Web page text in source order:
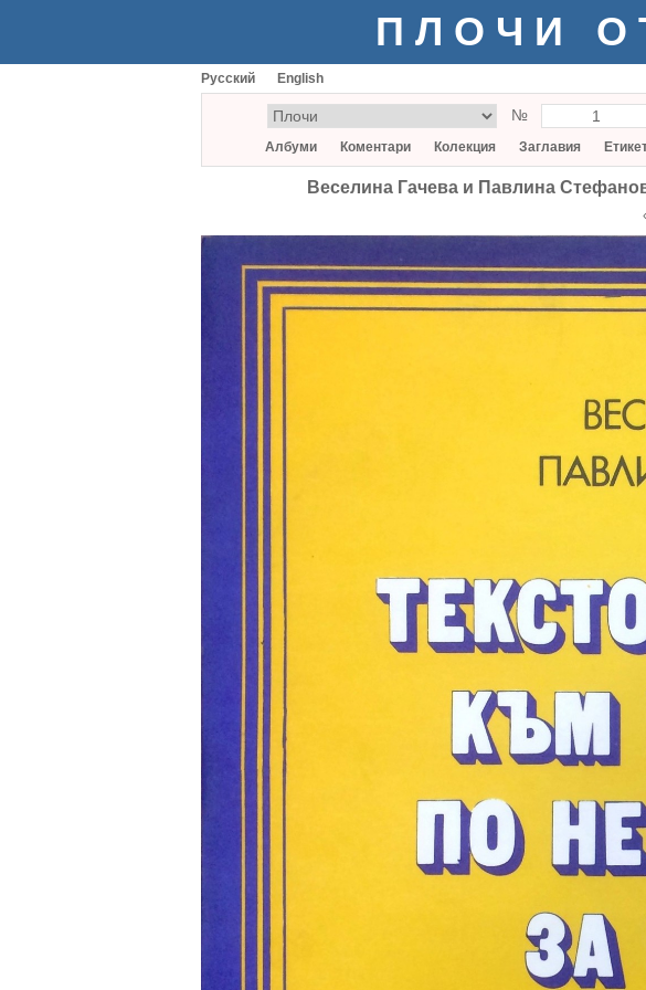
ПЛОЧИ
Русский English
№
Албуми Коментари Колекция Заглавия
Веселина Гачева и Павлина